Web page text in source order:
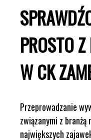
PROSTO
W CK
Przeprowadzanie
związanymi z
największych